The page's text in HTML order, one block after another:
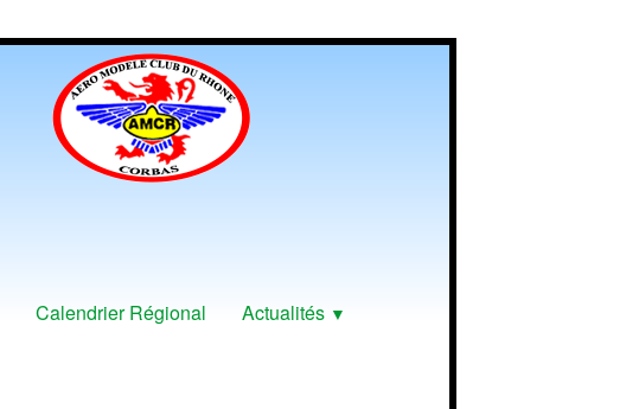
Calendrier Régional Actualités ▼